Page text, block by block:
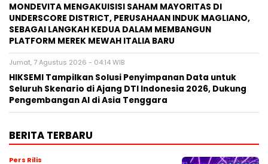
MONDEVITA MENGAKUISISI SAHAM MAYORITAS DI
UNDERSCORE DISTRICT, PERUSAHAAN INDUK MAGLIANO,
SEBAGAI LANGKAH KEDUA DALAM MEMBANGUN
PLATFORM MEREK MEWAH ITALIA BARU
Jumat, 7 Agustus 2026 - 04:14 WIB
HIKSEMI Tampilkan Solusi Penyimpanan Data untuk
Seluruh Skenario di Ajang DTI Indonesia 2026, Dukung
Pengembangan AI di Asia Tenggara
BERITA TERBARU
Pers Rilis